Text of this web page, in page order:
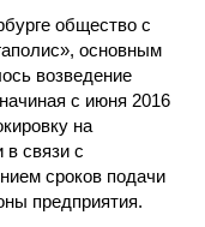
общество с
основным
возведение
с июня 2016
на
в связи с
сроков подачи
предприятия.